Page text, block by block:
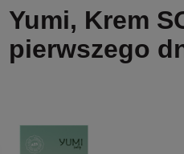
Yumi, Krem
pierwszego